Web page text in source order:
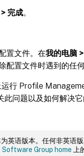
完成。
置文件。在我的电脑
配置文件时遇到的任
行 Profile
此问题以及如何解决
英语版本。任何非英语
Software Group home 上